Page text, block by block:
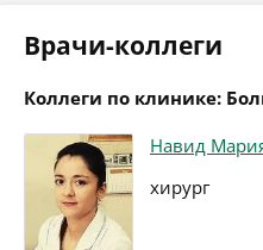
Врачи-коллеги
Коллеги по клинике:
Навид
хирург